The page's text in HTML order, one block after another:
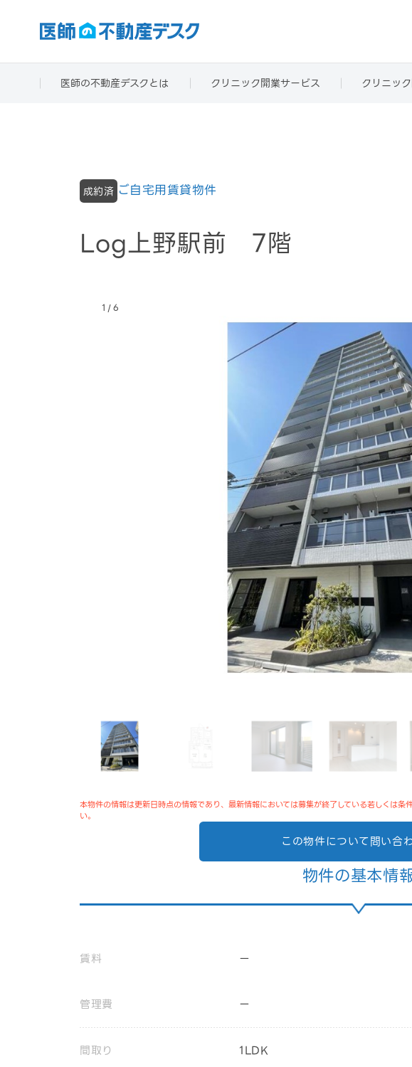
医師の不動産デスクとは クリニック開業サービス クリニッ
成約済 ご自宅用賃貸物件
Log上野駅前 7階
1 /6
本物件の情報は更新日時点の情報であり、最新情報においては募集が終了している若しくは
い。
この物件について問い合
物件の基本情
賃料 ー
管理費 ー
間取り 1LDK